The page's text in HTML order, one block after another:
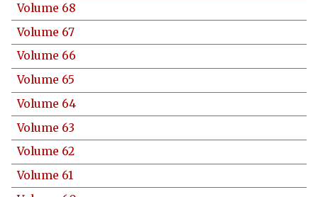
Volume 68
Volume 67
Volume 66
Volume 65
Volume 64
Volume 63
Volume 62
Volume 61